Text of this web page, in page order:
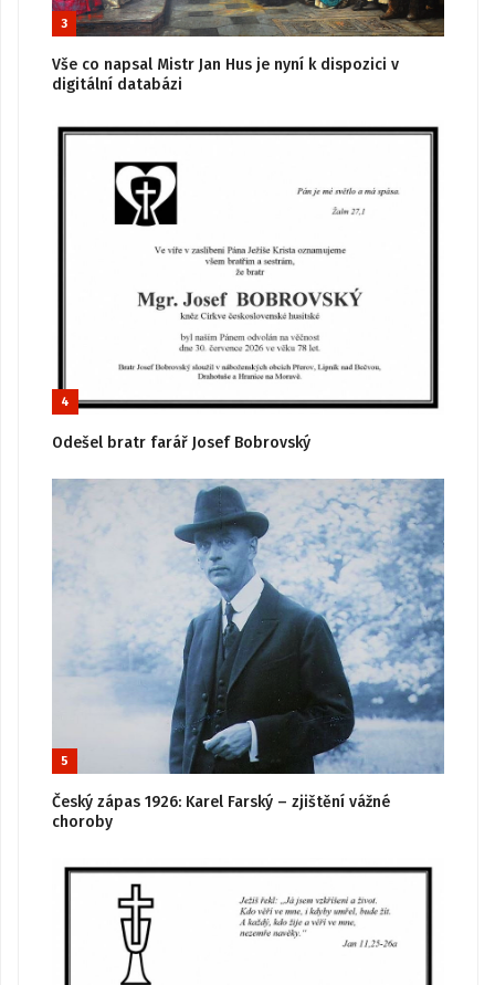
3
Vše co napsal Mistr Jan Hus je nyní k dispozici v
digitální databázi
4
Odešel bratr farář Josef Bobrovský
5
Český zápas 1926: Karel Farský – zjištění vážné
choroby